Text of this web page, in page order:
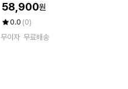
58,900원
0.0 (0)
무이자 무료배송